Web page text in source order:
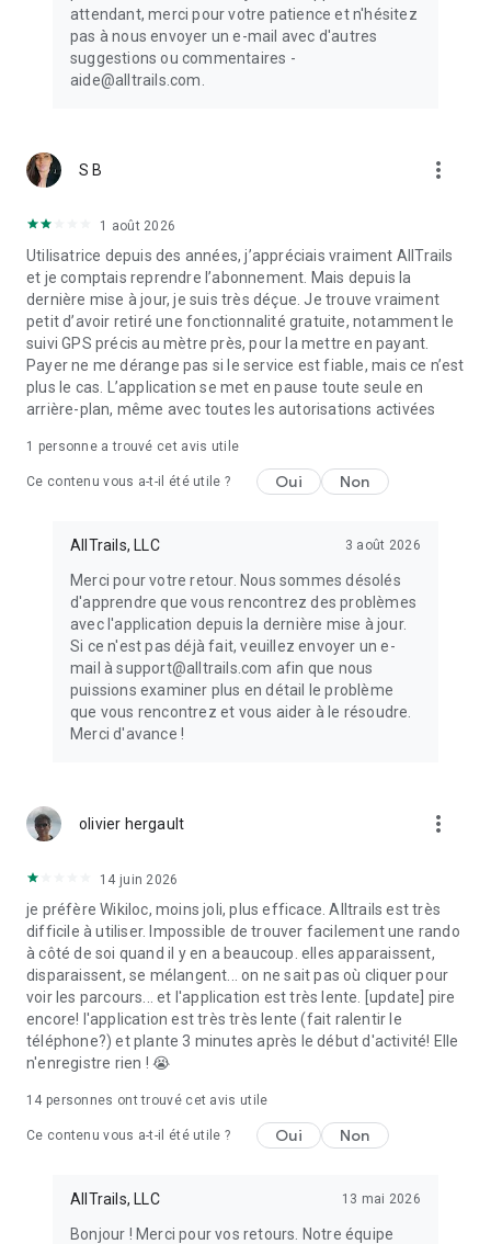
attendant, merci pour votre patience et n'hésitez
pas à nous envoyer un e-mail avec d'autres
suggestions ou commentaires -
aide@alltrails.com.
S B more_vert
1 août 2026
Utilisatrice depuis des années, j’appréciais vraiment AllTrails
et je comptais reprendre l’abonnement. Mais depuis la
dernière mise à jour, je suis très déçue. Je trouve vraiment
petit d’avoir retiré une fonctionnalité gratuite, notamment le
suivi GPS précis au mètre près, pour la mettre en payant.
Payer ne me dérange pas si le service est fiable, mais ce n’est
plus le cas. L’application se met en pause toute seule en
arrière-plan, même avec toutes les autorisations activées
1 personne a trouvé cet avis utile
Ce contenu vous a-t-il été utile ? Oui Non
AllTrails, LLC 3 août 2026
Merci pour votre retour. Nous sommes désolés
d'apprendre que vous rencontrez des problèmes
avec l'application depuis la dernière mise à jour.
Si ce n'est pas déjà fait, veuillez envoyer un e-
mail à support@alltrails.com afin que nous
puissions examiner plus en détail le problème
que vous rencontrez et vous aider à le résoudre.
Merci d'avance !
olivier hergault more_vert
14 juin 2026
je préfère Wikiloc, moins joli, plus efficace. Alltrails est très
difficile à utiliser. Impossible de trouver facilement une rando
à côté de soi quand il y en a beaucoup. elles apparaissent,
disparaissent, se mélangent... on ne sait pas où cliquer pour
voir les parcours... et l'application est très lente. [update] pire
encore! l'application est très très lente (fait ralentir le
téléphone?) et plante 3 minutes après le début d'activité! Elle
n'enregistre rien ! 😭
14 personnes ont trouvé cet avis utile
Ce contenu vous a-t-il été utile ? Oui Non
AllTrails, LLC 13 mai 2026
Bonjour ! Merci pour vos retours. Notre équipe